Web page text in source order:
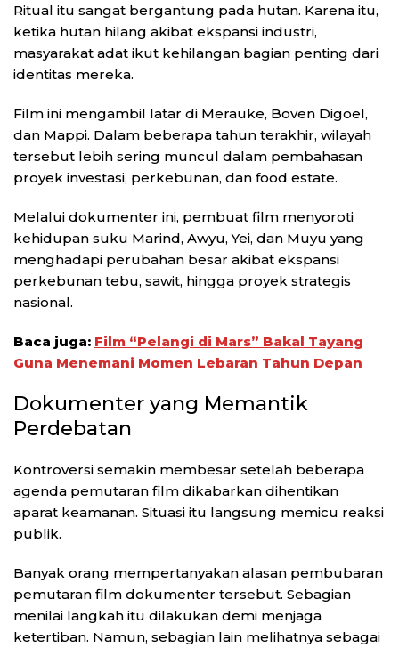
Ritual itu sangat bergantung pada hutan. Karena itu,
ketika hutan hilang akibat ekspansi industri,
masyarakat adat ikut kehilangan bagian penting dari
identitas mereka.
Film ini mengambil latar di Merauke, Boven Digoel,
dan Mappi. Dalam beberapa tahun terakhir, wilayah
tersebut lebih sering muncul dalam pembahasan
proyek investasi, perkebunan, dan food estate.
Melalui dokumenter ini, pembuat film menyoroti
kehidupan suku Marind, Awyu, Yei, dan Muyu yang
menghadapi perubahan besar akibat ekspansi
perkebunan tebu, sawit, hingga proyek strategis
nasional.
Baca juga: Film “Pelangi di Mars” Bakal Tayang
Guna Menemani Momen Lebaran Tahun Depan
Dokumenter yang Memantik
Perdebatan
Kontroversi semakin membesar setelah beberapa
agenda pemutaran film dikabarkan dihentikan
aparat keamanan. Situasi itu langsung memicu reaksi
publik.
Banyak orang mempertanyakan alasan pembubaran
pemutaran film dokumenter tersebut. Sebagian
menilai langkah itu dilakukan demi menjaga
ketertiban. Namun, sebagian lain melihatnya sebagai